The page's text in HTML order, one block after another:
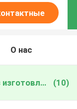
О нас
China изготовленное на заказ изготовление металла (10)